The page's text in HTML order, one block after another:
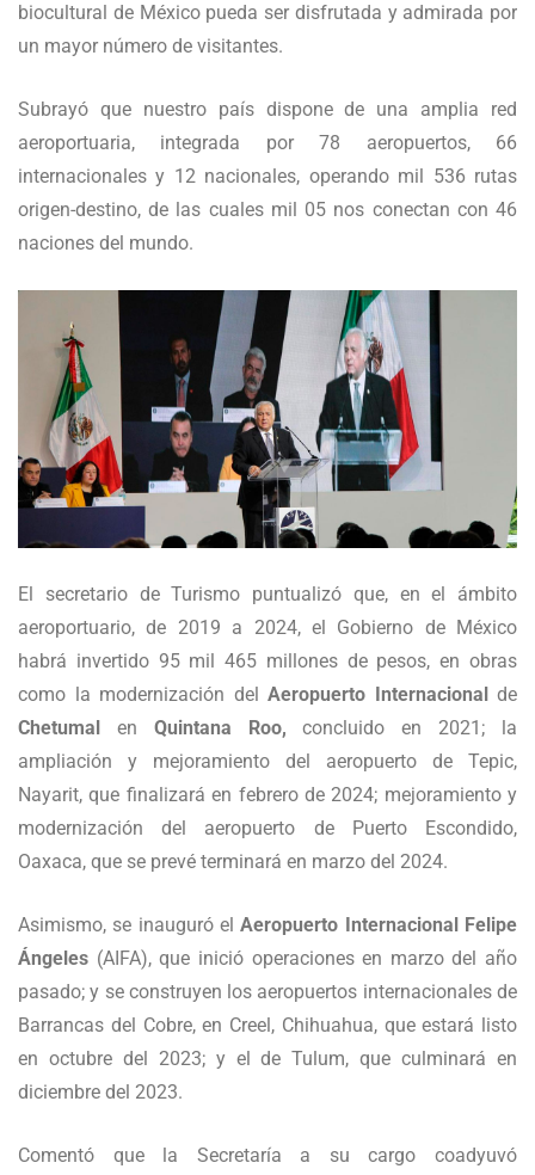
biocultural de México pueda ser disfrutada y admirada por
un mayor número de visitantes.
Subrayó que nuestro país dispone de una amplia red
aeroportuaria, integrada por 78 aeropuertos, 66
internacionales y 12 nacionales, operando mil 536 rutas
origen-destino, de las cuales mil 05 nos conectan con 46
naciones del mundo.
El secretario de Turismo puntualizó que, en el ámbito
aeroportuario, de 2019 a 2024, el Gobierno de México
habrá invertido 95 mil 465 millones de pesos, en obras
como la modernización del Aeropuerto Internacional
de
Chetumal
en Quintana Roo, concluido en 2021; la
ampliación y mejoramiento del aeropuerto de Tepic,
Nayarit, que finalizará en febrero de 2024; mejoramiento y
modernización del aeropuerto de Puerto Escondido,
Oaxaca, que se prevé terminará en marzo del 2024.
Asimismo, se inauguró elAeropuerto Internacional Felipe
Ángeles (AIFA), que inició operaciones en marzo del año
pasado; y se construyen los aeropuertos internacionales de
Barrancas del Cobre, en Creel, Chihuahua, que estará listo
en octubre del 2023; y el de Tulum, que culminará en
diciembre del 2023.
Comentó que la Secretaría a su cargo coadyuvó